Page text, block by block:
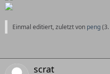
Einmal editiert, zuletzt von peng(
scrat